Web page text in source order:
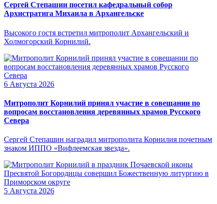
Сергей Степашин посетил кафедральный собор
Архистратига Михаила в Архангельске
Высокого гостя встретил митрополит Архангельский и
Холмогорский Корнилий.
6 Августа 2026
Митрополит Корнилий принял участие в совещании по
вопросам восстановления деревянных храмов Русского
Севера
Сергей Степашин наградил митрополита Корнилия почетным
знаком ИППО «Вифлеемская звезда».
5 Августа 2026